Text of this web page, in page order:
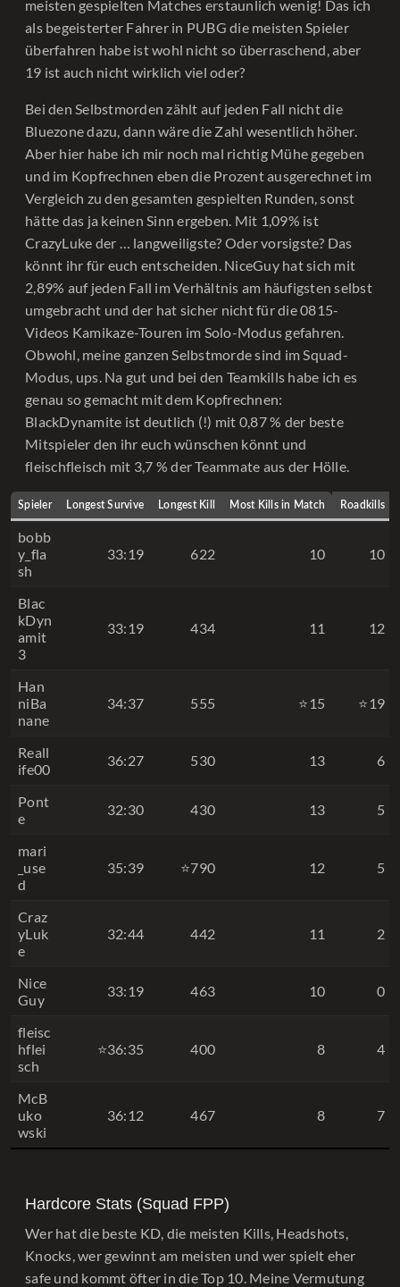
meisten gespielten Matches erstaunlich wenig! Das ich
als begeisterter Fahrer in PUBG die meisten Spieler
überfahren habe ist wohl nicht so überraschend, aber
19 ist auch nicht wirklich viel oder?
Bei den Selbstmorden zählt auf jeden Fall nicht die
Bluezone dazu, dann wäre die Zahl wesentlich höher.
Aber hier habe ich mir noch mal richtig Mühe gegeben
und im Kopfrechnen eben die Prozent ausgerechnet im
Vergleich zu den gesamten gespielten Runden, sonst
hätte das ja keinen Sinn ergeben. Mit 1,09% ist
CrazyLuke der … langweiligste? Oder vorsigste? Das
könnt ihr für euch entscheiden. NiceGuy hat sich mit
2,89% auf jeden Fall im Verhältnis am häufigsten selbst
umgebracht und der hat sicher nicht für die 0815-
Videos Kamikaze-Touren im Solo-Modus gefahren.
Obwohl, meine ganzen Selbstmorde sind im Squad-
Modus, ups. Na gut und bei den Teamkills habe ich es
genau so gemacht mit dem Kopfrechnen:
BlackDynamite ist deutlich (!) mit 0,87 % der beste
Mitspieler den ihr euch wünschen könnt und
fleischfleisch mit 3,7 % der Teammate aus der Hölle.
Spieler Longest Survive Longest Kill Most Kills in Match Roadkills
bobb
y_fla
sh
33:19 622 10 10
Blac
kDyn
amit
3
33:19 434 11 12
Han
niBa
nane
34:37 555 ⭐15 ⭐19
Reall
ife00
36:27 530 13 6
Pont
e
32:30 430 13 5
mari
_use
d
35:39 ⭐790 12 5
Craz
yLuk
e
32:44 442 11 2
Nice
Guy
33:19 463 10 0
fleisc
hflei
sch
⭐36:35 400 8 4
McB
uko
wski
36:12 467 8 7
Hardcore Stats (Squad FPP)
Wer hat die beste KD, die meisten Kills, Headshots,
Knocks, wer gewinnt am meisten und wer spielt eher
safe und kommt öfter in die Top 10. Meine Vermutung